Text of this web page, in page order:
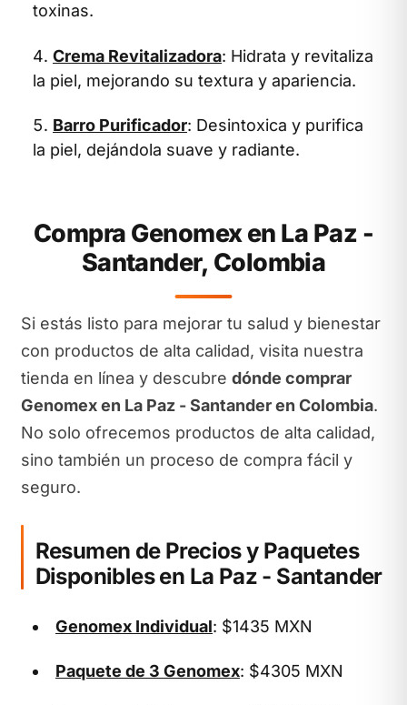
toxinas.
Crema Revitalizadora: Hidrata y revitaliza
la piel, mejorando su textura y apariencia.
Barro Purificador: Desintoxica y purifica
la piel, dejándola suave y radiante.
Compra Genomex en La Paz -
Santander, Colombia
Si estás listo para mejorar tu salud y bienestar
con productos de alta calidad, visita nuestra
tienda en línea y descubre dónde comprar
Genomex en La Paz - Santander en Colombia.
No solo ofrecemos productos de alta calidad,
sino también un proceso de compra fácil y
seguro.
Resumen de Precios y Paquetes
Disponibles en La Paz - Santander
Genomex Individual: $1435 MXN
Paquete de 3 Genomex: $4305 MXN